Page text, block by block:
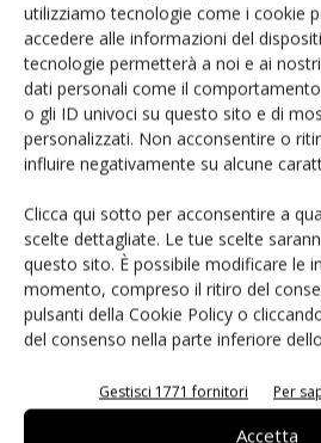
utilizziamo tecnologie come i cookie
accedere alle informazioni del
tecnologie permetterà a noi e ai
dati personali come il
o gli ID univoci su questo sito e di
personalizzati. Non acconsentire o
influire negativamente su alcune
Clicca qui sotto per acconsentire a
scelte dettagliate. Le tue scelte
questo sito. È possibile modificare le
momento, compreso il ritiro del
pulsanti della Cookie Policy o
del consenso nella parte inferiore
Gestisci 1771 fornitori Per
Accetta
Salva il mio nome, email e sito
prossimi commenti.